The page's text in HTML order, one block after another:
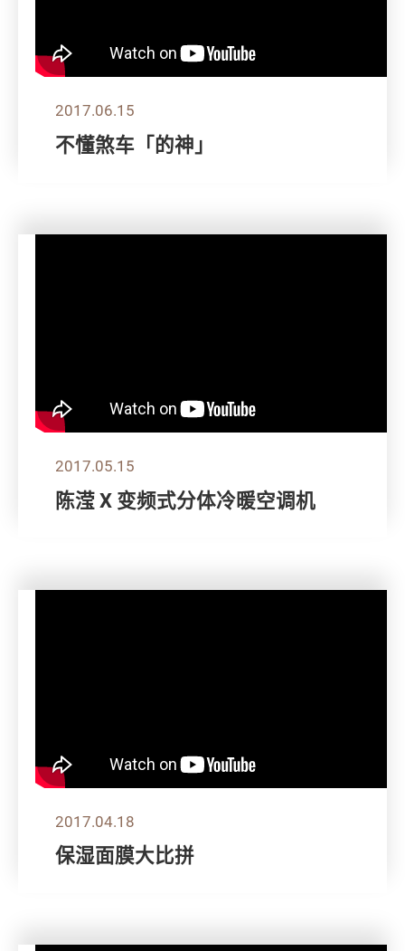
2017.06.15
不懂煞车「的神」
2017.05.15
陈滢 X 变频式分体冷暖空调机
2017.04.18
保湿面膜大比拼